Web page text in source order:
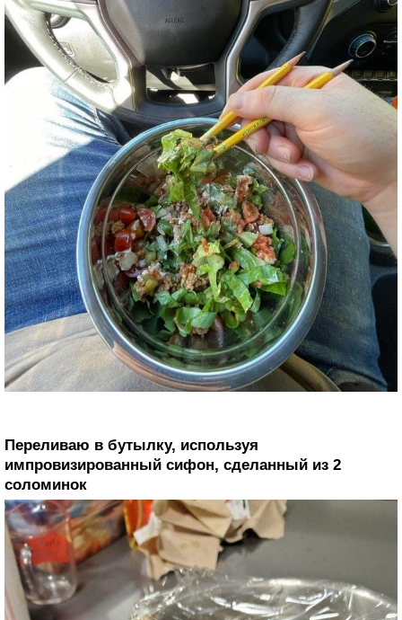
Переливаю в бутылку, используя
импровизированный сифон, сделанный из 2
соломинок